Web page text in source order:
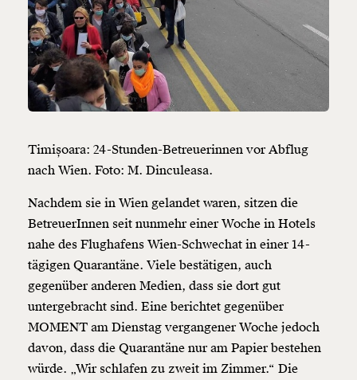
Timișoara: 24-Stunden-Betreuerinnen vor Abflug
nach Wien. Foto: M. Dinculeasa.
Nachdem sie in Wien gelandet waren, sitzen die
BetreuerInnen seit nunmehr einer Woche in Hotels
nahe des Flughafens Wien-Schwechat in einer 14-
tägigen Quarantäne. Viele bestätigen, auch
gegenüber anderen Medien, dass sie dort gut
untergebracht sind. Eine berichtet gegenüber
MOMENT am Dienstag vergangener Woche jedoch
davon, dass die Quarantäne nur am Papier bestehen
würde. „Wir schlafen zu zweit im Zimmer.“ Die